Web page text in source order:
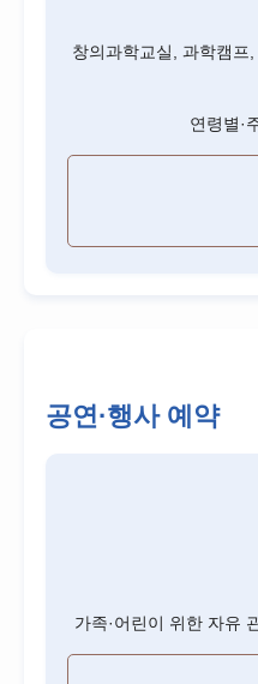
창의과학교실, 과학캠프
연령별·
공연·행사 예약
가족·어린이 위한 자유